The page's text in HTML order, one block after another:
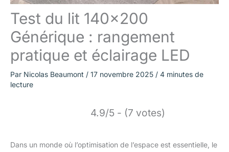
Test du lit 140×200
Générique : rangement
pratique et éclairage LED
Par Nicolas Beaumont / 17 novembre 2025 / 4 minutes de
lecture
4.9/5 - (7 votes)
Dans un monde où l’optimisation de l’espace est essentielle, le